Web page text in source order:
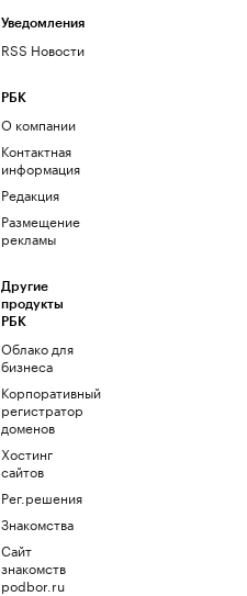
Уведомления
RSS Новости
РБК
О компании
Контактная
информация
Редакция
Размещение
рекламы
Другие
продукты
РБК
Облако для
бизнеса
Корпоративный
регистратор
доменов
Хостинг
сайтов
Рег.решения
Знакомства
Сайт
знакомств
podbor.ru